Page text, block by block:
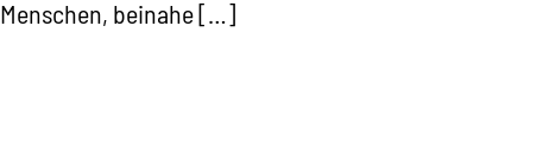
Menschen, beinahe […]